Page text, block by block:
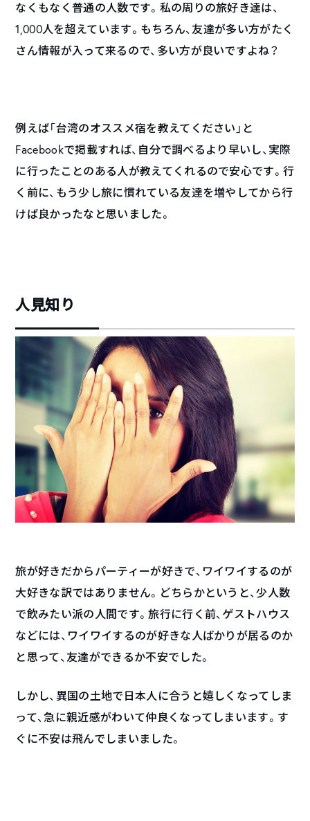
なくもなく普通の人数です。私の周りの旅好き達は、
1,000人を超えています。もちろん、友達が多い方がたく
さん情報が入って来るので、多い方が良いですよね？
例えば「台湾のオススメ宿を教えてください」と
Facebookで掲載すれば、自分で調べるより早いし、実際
に行ったことのある人が教えてくれるので安心です。行
く前に、もう少し旅に慣れている友達を増やしてから行
けば良かったなと思いました。
人見知り
旅が好きだからパーティーが好きで、ワイワイするのが
大好きな訳ではありません。どちらかというと、少人数
で飲みたい派の人間です。旅行に行く前、ゲストハウス
などには、ワイワイするのが好きな人ばかりが居るのか
と思って、友達ができるか不安でした。
しかし、異国の土地で日本人に合うと嬉しくなってしま
って、急に親近感がわいて仲良くなってしまいます。す
ぐに不安は飛んでしまいました。